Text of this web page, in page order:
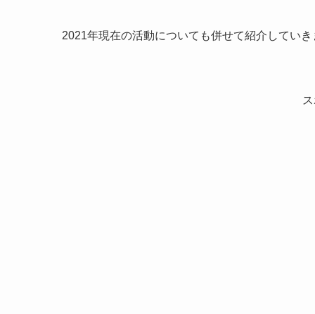
2021年現在の活動についても併せて紹介していき